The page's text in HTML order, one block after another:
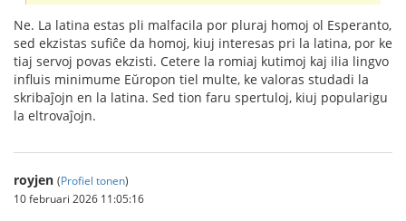
Ne. La latina estas pli malfacila por pluraj homoj ol Esperanto,
sed ekzistas sufiĉe da homoj, kiuj interesas pri la latina, por ke
tiaj servoj povas ekzisti. Cetere la romiaj kutimoj kaj ilia lingvo
influis minimume Eŭropon tiel multe, ke valoras studadi la
skribaĵojn en la latina. Sed tion faru spertuloj, kiuj popularigu
la eltrovaĵojn.
royjen (Profiel tonen)
10 februari 2026 11:05:16